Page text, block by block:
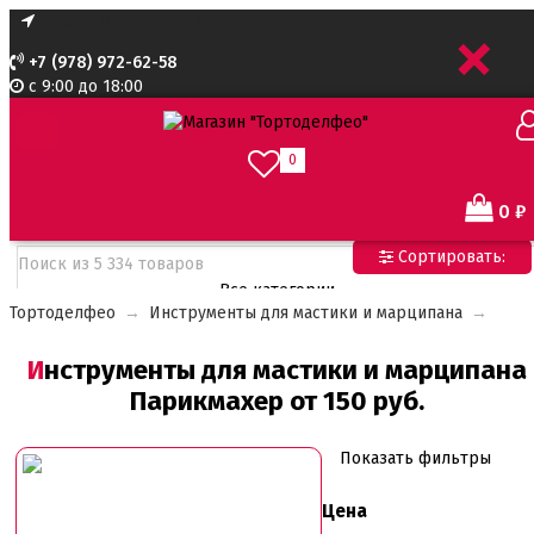
+7 (978) 972-62-58
с 9:00 до 18:00
0
0 ₽
Все категории
Адаптеры для кондитерского мешка
Ароматизаторы пищевые
Ароматизаторы Criamo 30 мл
Ароматизаторы TPA 10мл
Ароматизаторы Украса
Ванильная паста
Тортоделфео → Инструменты для мастики и марципана →
Инструменты для мастики и марципана
Парикмахер от 150 руб.
Показать фильтры
Цена
Сортировать:
+